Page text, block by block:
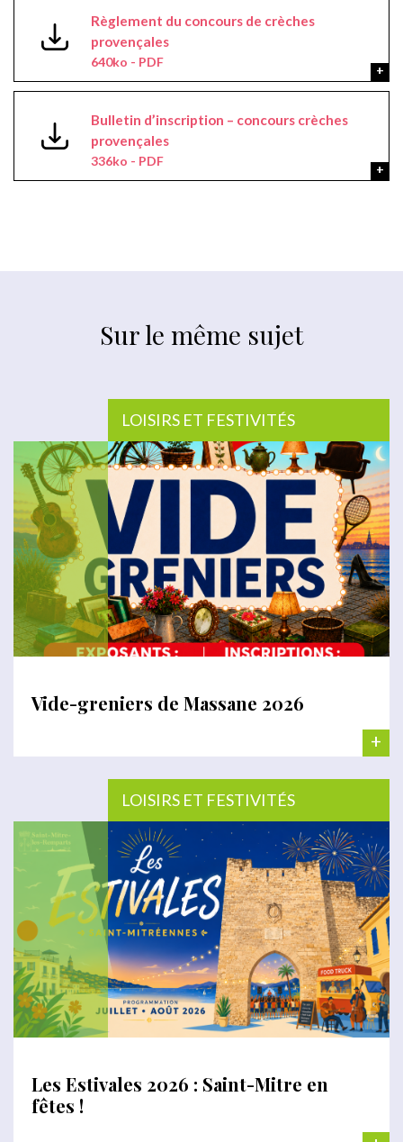
Règlement du concours de crèches
provençales
640ko - PDF
Bulletin d’inscription – concours crèches
provençales
336ko - PDF
Sur le même sujet
LOISIRS ET FESTIVITÉS
Vide-greniers de Massane 2026
+
LOISIRS ET FESTIVITÉS
Les Estivales 2026 : Saint-Mitre en
fêtes !